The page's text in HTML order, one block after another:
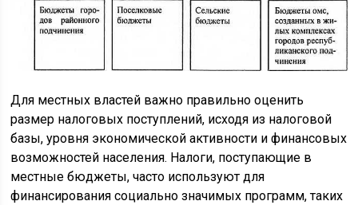
Для местных властей важно правильно оценить
размер налоговых поступлений, исходя из налоговой
базы, уровня экономической активности и финансовых
возможностей населения. Налоги, поступающие в
местные бюджеты, часто используют для
финансирования социально значимых программ, таких